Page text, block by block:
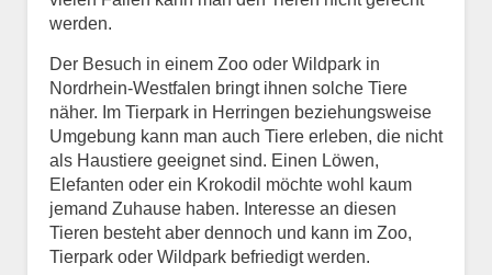
werden.
Der Besuch in einem Zoo oder Wildpark in
Nordrhein-Westfalen bringt ihnen solche Tiere
näher. Im Tierpark in Herringen beziehungsweise
Umgebung kann man auch Tiere erleben, die nicht
als Haustiere geeignet sind. Einen Löwen,
Elefanten oder ein Krokodil möchte wohl kaum
jemand Zuhause haben. Interesse an diesen
Tieren besteht aber dennoch und kann im Zoo,
Tierpark oder Wildpark befriedigt werden.